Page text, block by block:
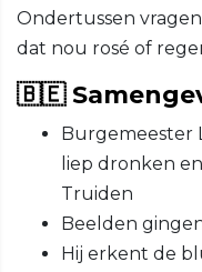
Ondertussen
dat nou rosé of
🇧🇪
Burgemeester
liep dronken
Truiden
Beelden gingen
Hij erkent de